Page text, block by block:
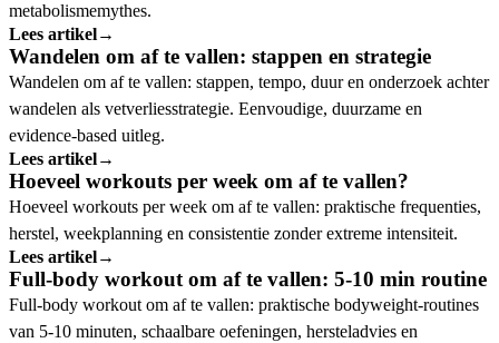
metabolismemythes.
Lees artikel→
Wandelen om af te vallen: stappen en strategie
Wandelen om af te vallen: stappen, tempo, duur en onderzoek achter
wandelen als vetverliesstrategie. Eenvoudige, duurzame en
evidence-based uitleg.
Lees artikel→
Hoeveel workouts per week om af te vallen?
Hoeveel workouts per week om af te vallen: praktische frequenties,
herstel, weekplanning en consistentie zonder extreme intensiteit.
Lees artikel→
Full-body workout om af te vallen: 5-10 min routine
Full-body workout om af te vallen: praktische bodyweight-routines
van 5-10 minuten, schaalbare oefeningen, hersteladvies en